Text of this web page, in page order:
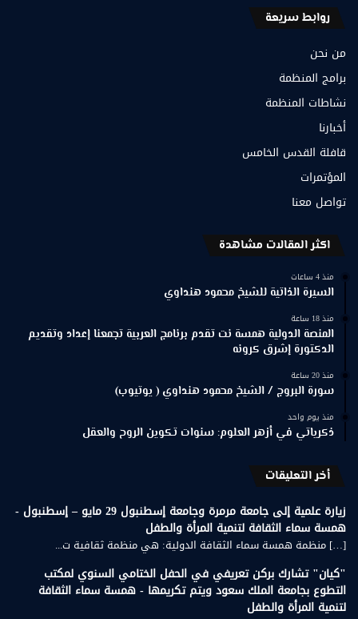
روابط سريعة
من نحن
برامج المنظمة
نشاطات المنظمة
أخبارنا
قافلة القدس الخامس
المؤتمرات
تواصل معنا
اكثر المقالات مشاهدة
منذ 4 ساعات
السيرة الذاتية للشيخ محمود هنداوي
منذ 18 ساعة
المنصة الدولية همسة نت تقدم برنامج العربية تجمعنا إعداد وتقديم
الدكتورة إشرق كرونه
منذ 20 ساعة
سورة البروج / الشيخ محمود هنداوي ( يوتيوب)
منذ يوم واحد
ذكرياتي في أزهر العلوم: سنوات تكوين الروح والعقل
أخر التعليقات
زيارة علمية إلى جامعة مرمرة وجامعة إسطنبول 29 مايو – إسطنبول -
همسة سماء الثقافة لتنمية المرأة والطفل
[…] منظمة همسة سماء الثقافة الدولية: هي منظمة ثقافية ت...
"كيان" تشارك بركن تعريفي في الحفل الختامي السنوي لمكتب
التطوع بجامعة الملك سعود ويتم تكريمها - همسة سماء الثقافة
لتنمية المرأة والطفل